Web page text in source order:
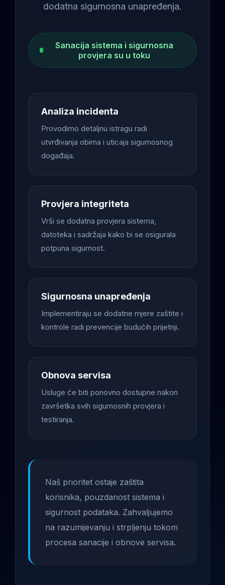
dodatna sigurnosna unapređenja.
Sanacija sistema i sigurnosna
provjera su u toku
Analiza incidenta
Provodimo detaljnu istragu radi
utvrđivanja obima i uticaja sigurnosnog
događaja.
Provjera integriteta
Vrši se dodatna provjera sistema,
datoteka i sadržaja kako bi se osigurala
potpuna sigurnost.
Sigurnosna unapređenja
Implementiraju se dodatne mjere zaštite i
kontrole radi prevencije budućih prijetnji.
Obnova servisa
Usluge će biti ponovno dostupne nakon
završetka svih sigurnosnih provjera i
testiranja.
Naš prioritet ostaje zaštita
korisnika, pouzdanost sistema i
sigurnost podataka. Zahvaljujemo
na razumijevanju i strpljenju tokom
procesa sanacije i obnove servisa.